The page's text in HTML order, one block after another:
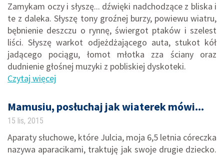
Zamykam oczy i słyszę... dźwięki nadchodzące z bliska i
te z daleka. Słyszę tony groźnej burzy, powiewu wiatru,
bębnienie deszczu o rynnę, świergot ptaków i szelest
liści. Słyszę warkot odjeżdżającego auta, stukot kół
jadącego pociągu, łomot młotka zza ściany oraz
dudnienie głośnej muzyki z pobliskiej dyskoteki.
Czytaj więcej
Mamusiu, posłuchaj jak wiaterek mówi...
15 lis, 2015
Aparaty słuchowe, które Julcia, moja 6,5 letnia córeczka
nazywa aparacikami, traktuję jak swoje drugie dziecko.